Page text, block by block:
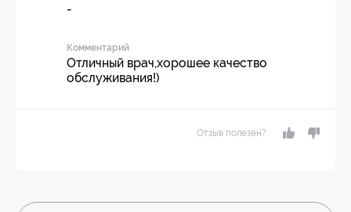
-
Комментарий
Отличный врач,хорошее качество
обслуживания!)
Отзыв полезен?